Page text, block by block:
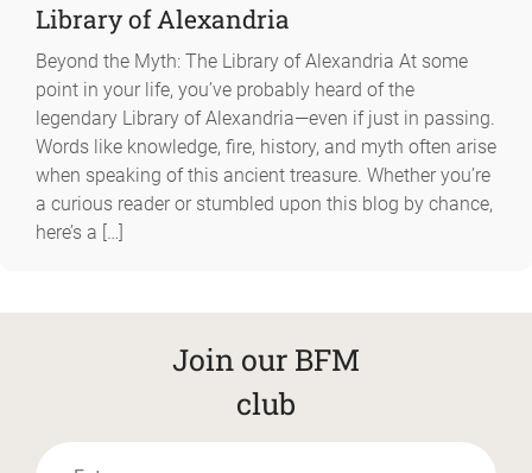
Library of Alexandria
Beyond the Myth: The Library of Alexandria At some
point in your life, you’ve probably heard of the
legendary Library of Alexandria—even if just in passing.
Words like knowledge, fire, history, and myth often arise
when speaking of this ancient treasure. Whether you’re
a curious reader or stumbled upon this blog by chance,
here’s a […]
Join our BFM
club